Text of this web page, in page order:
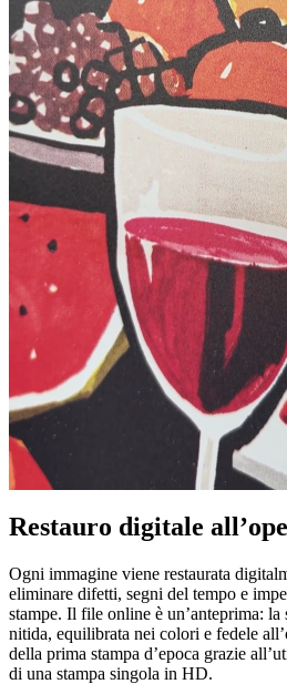
Restauro digitale
Ogni immagine viene restaurata
eliminare difetti, segni del tempo e
stampe. Il file online è un’anteprima:
nitida, equilibrata nei colori e fedele
della prima stampa d’epoca grazie
di una stampa singola in HD.